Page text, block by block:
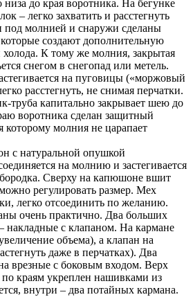
до края воротника. На бегунке
– легко захватить и расстегнуть
под молнией и снаружи сделаны
создают дополнительную
холода. К тому же молния, закрытая
снегом в снегопад или метель.
на пуговицы («моржовый
расстегнуть, не снимая перчатки.
труба капитально закрывает шею до
воротника сделан защитный
которому молния не царапает
с натуральной опушкой
на молнию и застегивается
Сверху на капюшоне вшит
регулировать размер. Мех
легко отсоединить по желанию.
очень практично. Два больших
накладные с клапаном. На кармане
объема), а клапан на
даже в перчатках). Два
врезные с боковым входом. Верх
краям укреплен нашивками из
внутри – два потайных кармана.